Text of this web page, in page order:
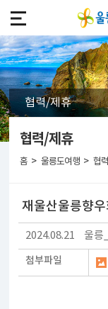
협력/제휴
협력/제휴
홈 > 울릉도여행 > 협
재울산울릉향우
2024.08.21 울릉
첨부파일